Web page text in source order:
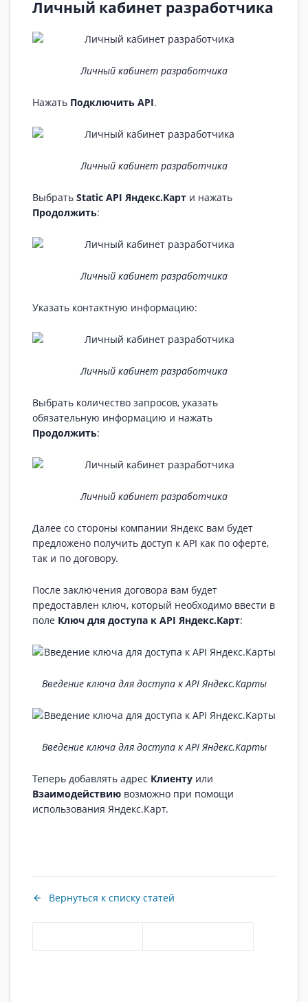
Личный кабинет разработчика
Личный кабинет разработчика
Нажать Подключить API.
Личный кабинет разработчика
Выбрать Static API Яндекс.Карт и нажать
Продолжить:
Личный кабинет разработчика
Указать контактную информацию:
Личный кабинет разработчика
Выбрать количество запросов, указать
обязательную информацию и нажать
Продолжить:
Личный кабинет разработчика
Далее со стороны компании Яндекс вам будет
предложено получить доступ к API как по оферте,
так и по договору.
После заключения договора вам будет
предоставлен ключ, который необходимо ввести в
поле Ключ для доступа к API Яндекс.Карт:
Введение ключа для доступа к API Яндекс.Карты
Введение ключа для доступа к API Яндекс.Карты
Теперь добавлять адрес Клиенту или
Взаимодействию возможно при помощи
использования Яндекс.Карт.
Вернуться к списку статей